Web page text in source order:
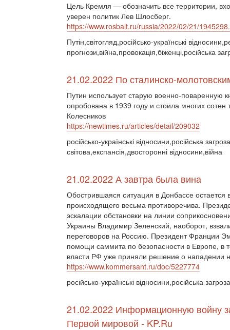
Цель Кремля — обозначить все территории,
уверен политик Лев Шлосберг.
https://www.rosbalt.ru/russia/2022/02/21/
Путін,світогляд,російсько-українські
прогнози,війна,провокація,біженці,російська
21.02.2022 По сталинско-
Путин использует старую военно-поваренную
опробована в 1939 году и стоила многих
Колесников
https://newtimes.ru/articles/detail/209032
російсько-українські відносини,російська
світова,експансія,двосторонні відносини,війна
21.02.2022 А завтра была вина
Обострившаяся ситуация в Донбассе
происходящего весьма противоречива.
эскалации обстановки на линии
Украины Владимир Зеленский, наоборот,
переговоров на Россию. Президент Франции
помощи саммита по безопасности в Европе, в
власти РФ уже приняли решение о нападении
https://www.kommersant.ru/doc/5227774
російсько-українські відносини,російська
21.02.2022 Информационную войну
Первой мировой - KP.Ru